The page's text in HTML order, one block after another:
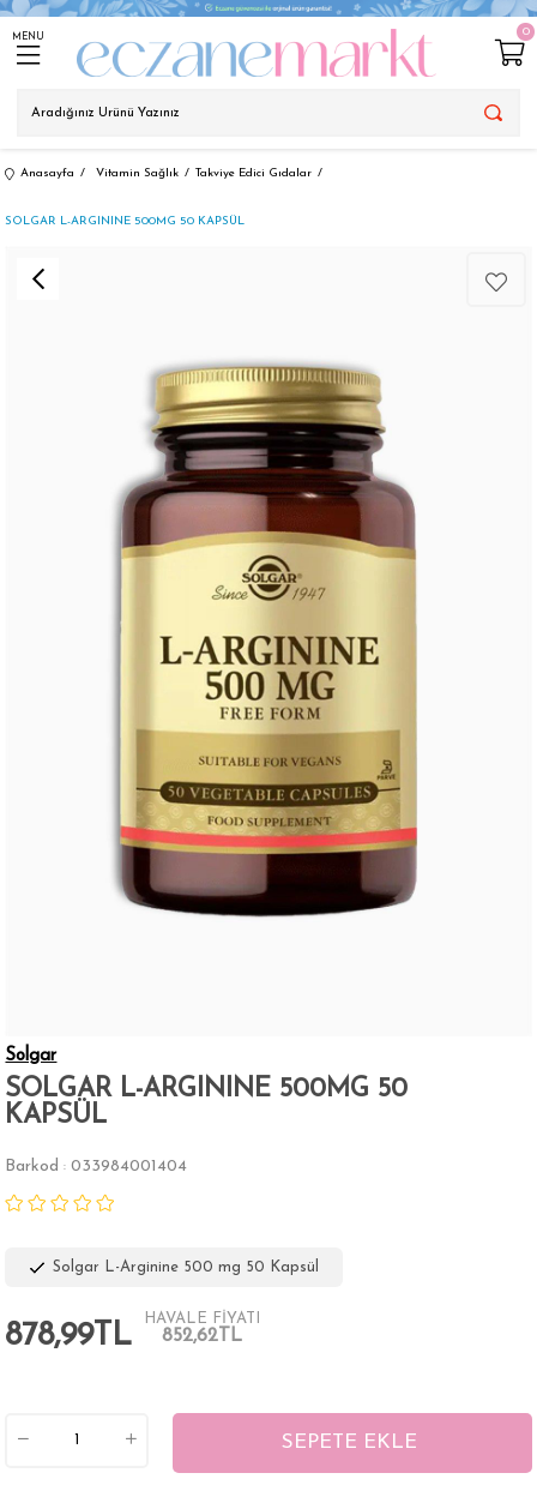
MENU 0
Anasayfa Vitamin Sağlık Takviye Edici Gıdalar
SOLGAR L-ARGININE 500MG 50 KAPSÜL
Solgar
SOLGAR L-ARGININE 500MG 50
KAPSÜL
Barkod : 033984001404
Solgar L-Arginine 500 mg 50 Kapsül
878,99TL
HAVALE FİYATI
852,62TL